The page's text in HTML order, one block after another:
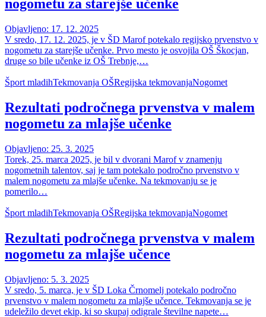
nogometu za starejše učenke
Objavljeno: 17. 12. 2025
V sredo, 17. 12. 2025, je v ŠD Marof potekalo regijsko prvenstvo v
nogometu za starejše učenke. Prvo mesto je osvojila OŠ Škocjan,
druge so bile učenke iz OŠ Trebnje,…
Šport mladihTekmovanja OŠRegijska tekmovanjaNogomet
Rezultati področnega prvenstva v malem
nogometu za mlajše učenke
Objavljeno: 25. 3. 2025
Torek, 25. marca 2025, je bil v dvorani Marof v znamenju
nogometnih talentov, saj je tam potekalo področno prvenstvo v
malem nogometu za mlajše učenke. Na tekmovanju se je
pomerilo…
Šport mladihTekmovanja OŠRegijska tekmovanjaNogomet
Rezultati področnega prvenstva v malem
nogometu za mlajše učence
Objavljeno: 5. 3. 2025
V sredo, 5. marca, je v ŠD Loka Črnomelj potekalo področno
prvenstvo v malem nogometu za mlajše učence. Tekmovanja se je
udeležilo devet ekip, ki so skupaj odigrale številne napete…